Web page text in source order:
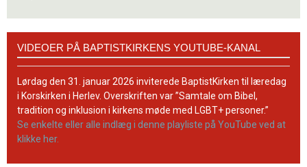
BaptistKirkens
YouTube-
kanal
VIDEOER PÅ BAPTISTKIRKENS YOUTUBE-KANAL
Lørdag den 31. januar 2026 inviterede BaptistKirken til læredag
i Korskirken i Herlev. Overskriften var ”Samtale om Bibel,
tradition og inklusion i kirkens møde med LGBT+ personer.”
Se enkelte eller alle indlæg i denne playliste på YouTube ved at
klikke her.